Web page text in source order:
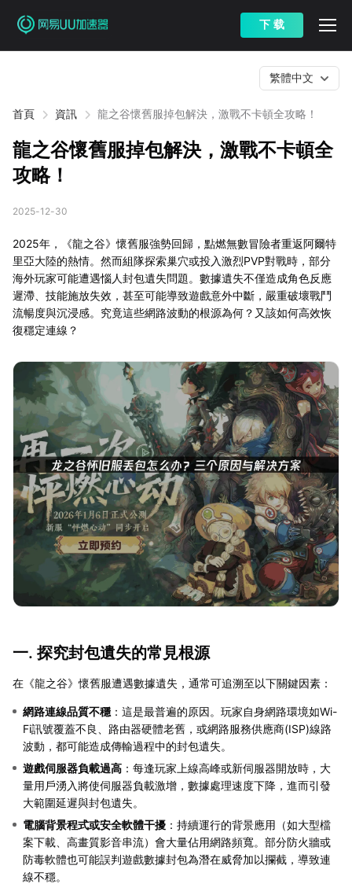
下 载
首頁 資訊 龍之谷懷舊服掉包解決，激戰不卡頓全攻略！
繁體中文
龍之谷懷舊服掉包解決，激戰不卡頓全
攻略！
2025-12-30
2025年，《龍之谷》懷舊服強勢回歸，點燃無數冒險者重返阿爾特
里亞大陸的熱情。然而組隊探索巢穴或投入激烈PVP對戰時，部分
海外玩家可能遭遇惱人封包遺失問題。數據遺失不僅造成角色反應
遲滯、技能施放失效，甚至可能導致遊戲意外中斷，嚴重破壞戰鬥
流暢度與沉浸感。究竟這些網路波動的根源為何？又該如何高效恢
復穩定連線？
一. 探究封包遺失的常見根源
在《龍之谷》懷舊服遭遇數據遺失，通常可追溯至以下關鍵因素：
網路連線品質不穩 ：這是最普遍的原因。玩家自身網路環境如Wi-
Fi訊號覆蓋不良、路由器硬體老舊，或網路服務供應商(ISP)線路
波動，都可能造成傳輸過程中的封包遺失。
遊戲伺服器負載過高 ：每逢玩家上線高峰或新伺服器開放時，大
量用戶湧入將使伺服器負載激增，數據處理速度下降，進而引發
大範圍延遲與封包遺失。
電腦背景程式或安全軟體干擾 ：持續運行的背景應用（如大型檔
案下載、高畫質影音串流）會大量佔用網路頻寬。部分防火牆或
防毒軟體也可能誤判遊戲數據封包為潛在威脅加以攔截，導致連
線不穩。